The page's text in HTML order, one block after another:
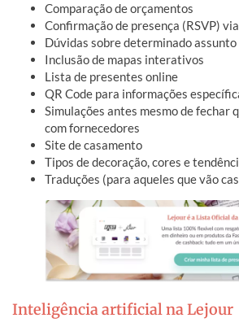
Comparação de orçamentos
Confirmação de presença (RSVP)
Dúvidas sobre determinado
Inclusão de mapas interativos
Lista de presentes online
QR Code para informações
Simulações antes mesmo de fechar
com fornecedores
Site de casamento
Tipos de decoração, cores e
Traduções (para aqueles que vão
Inteligência artificial na Lejour